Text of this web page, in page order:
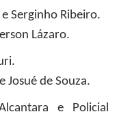
Serginho Ribeiro.
Lázaro.
Josué de Souza.
e Policial